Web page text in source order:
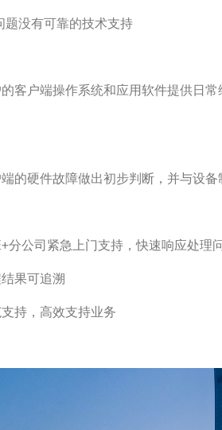
题没有可靠的技术支持
客户端操作系统和应用软件提供日
的硬件故障做出初步判断，并与设
分公司紧急上门支持，快速响应处理
果可追溯
持，高效支持业务